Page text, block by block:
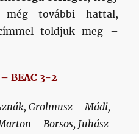
még további hattal,
toldjuk meg –
BEAC 3-2
Grolmusz – Mádi,
– Borsos, Juhász